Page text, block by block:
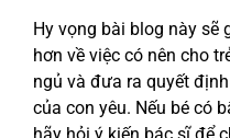
Hy vọng bài blog này sẽ
hơn về việc có nên cho
ngủ và đưa ra quyết
của con yêu. Nếu bé có